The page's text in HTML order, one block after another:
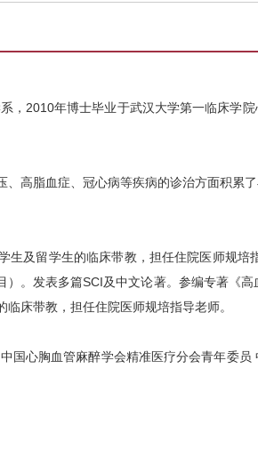
，2010年博士毕业于武汉大学第一临床学
、高脂血症、冠心病等疾病的诊治方面积累
生及留学生的临床带教，担任住院医师规培
）。发表多篇SCI及中文论著。参编专著《
床带教，担任住院医师规培指导老师。
国心胸血管麻醉学会精准医疗分会青年委